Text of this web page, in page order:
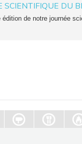
SCIENTIFIQUE DU
édition de notre journée
Parking Signalétique